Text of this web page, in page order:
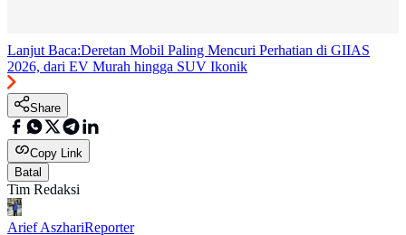
Lanjut Baca:Deretan Mobil Paling Mencuri Perhatian di GIIAS
2026, dari EV Murah hingga SUV Ikonik
Share
Copy Link
Batal
Tim Redaksi
Arief AszhariReporter